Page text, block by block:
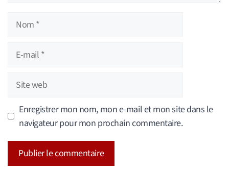
Nom
Site
web
Enregistrer mon nom, mon e-mail et mon site dans le
navigateur pour mon prochain commentaire.